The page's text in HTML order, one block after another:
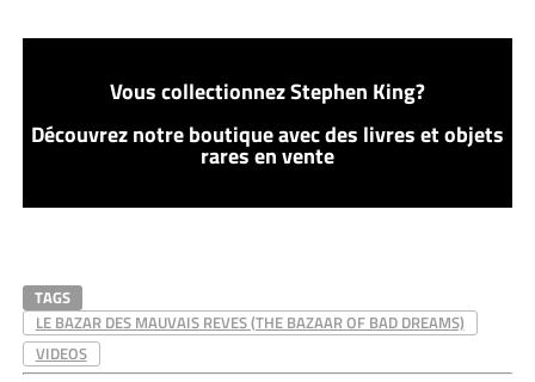
Vous collectionnez Stephen King?
Découvrez notre boutique avec des livres et objets
rares en vente
TAGS
LE BAZAR DES MAUVAIS REVES (THE BAZAAR OF BAD DREAMS)
VIDEOS